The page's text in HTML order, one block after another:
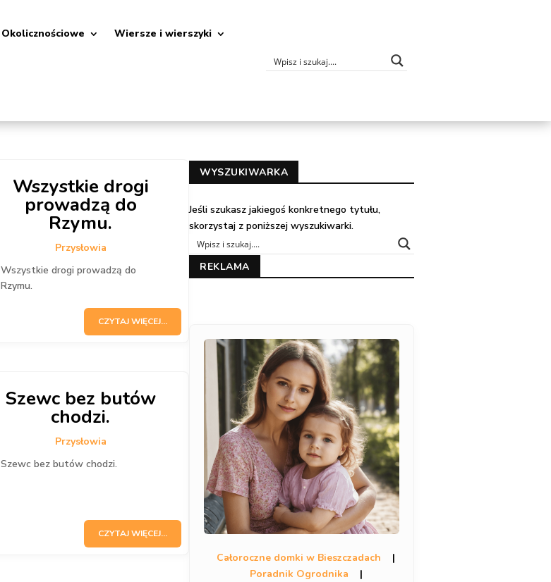
Okolicznościowe Wiersze i wierszyki
Wszystkie drogi
prowadzą do
Rzymu.
Przysłowia
Wszystkie drogi prowadzą do
Rzymu.
CZYTAJ WIĘCEJ...
Szewc bez butów
chodzi.
Przysłowia
Szewc bez butów chodzi.
CZYTAJ WIĘCEJ...
WYSZUKIWARKA
Jeśli szukasz jakiegoś konkretnego tytułu,
skorzystaj z poniższej wyszukiwarki.
REKLAMA
Całoroczne domki w Bieszczadach
|
Poradnik Ogrodnika
|